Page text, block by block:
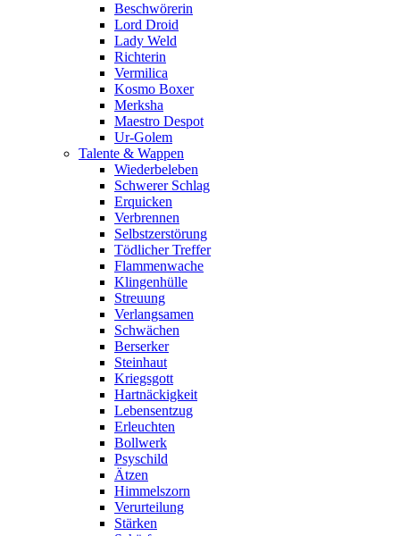
Beschwörerin
Lord Droid
Lady Weld
Richterin
Vermilica
Kosmo Boxer
Merksha
Maestro Despot
Ur-Golem
Talente & Wappen
Wiederbeleben
Schwerer Schlag
Erquicken
Verbrennen
Selbstzerstörung
Tödlicher Treffer
Flammenwache
Klingenhülle
Streuung
Verlangsamen
Schwächen
Berserker
Steinhaut
Kriegsgott
Hartnäckigkeit
Lebensentzug
Erleuchten
Bollwerk
Psyschild
Ätzen
Himmelszorn
Verurteilung
Stärken